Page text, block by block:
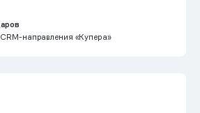
CRM-направления «Купера»